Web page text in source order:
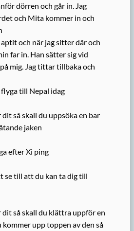
dörren och går in. Jag
och Mita kommer in och
aptit och när jag sitter där och
far in. Han sätter sig vid
mig. Jag tittar tillbaka och
till Nepal idag
så skall du uppsöka en bar
jaken
efter Xi ping
se till att du kan ta dig till
dit så skall du klättra uppför en
kommer upp toppen av den så